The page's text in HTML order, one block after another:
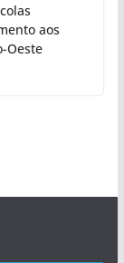
aos
Oeste